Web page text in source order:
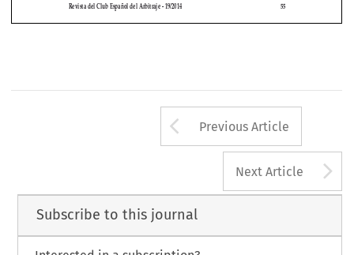

Arrow button
Previous Article
Next Article
Subscribe to this journal